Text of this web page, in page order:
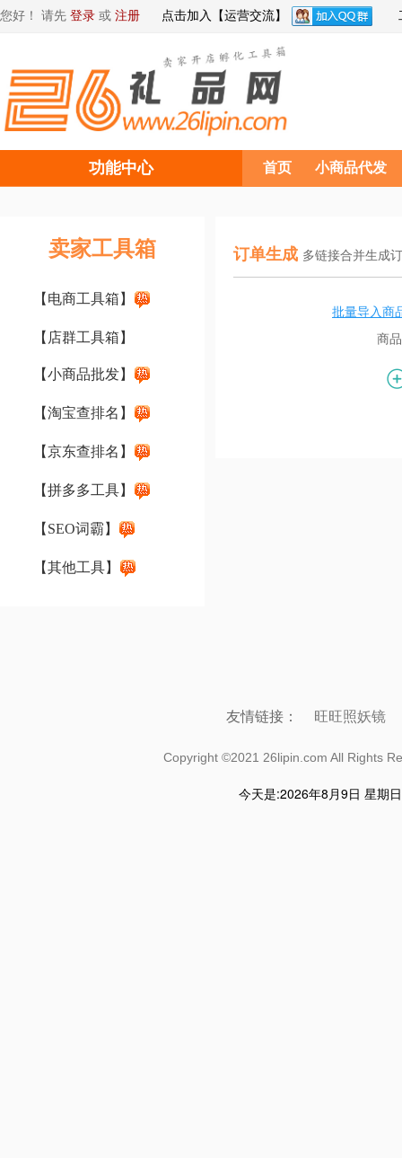
您好！ 请先 登录 或 注册 点击加入【运营交流】
功能中心 首页 小商品代发
卖家工具箱
【电商工具箱】
【店群工具箱】
【小商品批发】
【淘宝查排名】
【京东查排名】
【拼多多工具】
【SEO词霸】
【其他工具】
订单生成 多链接合并生成
批量导入商
商
友情链接： 旺旺照妖镜
Copyright ©2021 26lipin.com All Rights
今天是:2026年8月9日 星期